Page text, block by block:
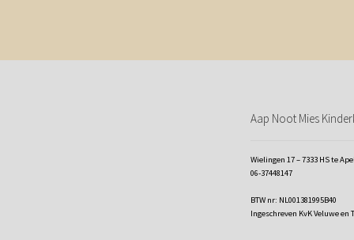
Aap Noot Mies
Wielingen 17 – 7333 HS te
06-37448147
BTW nr: NL001381995B40
Ingeschreven KvK Veluwe en